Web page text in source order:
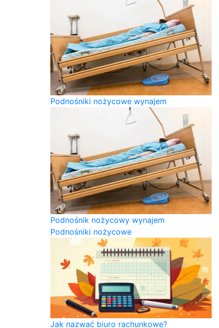
Podnośniki nożycowe wynajem
Podnośnik nożycowy wynajem
Podnośniki nożycowe
Jak nazwać biuro rachunkowe?